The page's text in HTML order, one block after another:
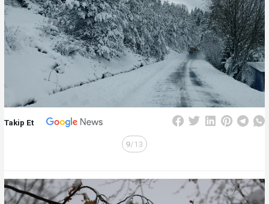
Takip Et
9/13